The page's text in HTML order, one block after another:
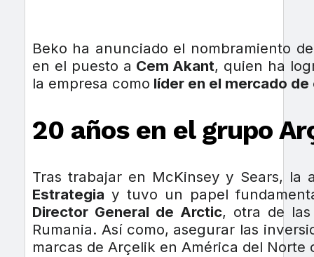
Beko ha anunciado el nombramiento
en el puesto a Cem Akant, quien ha
la empresa como líder en el mercado
20 años en el grupo
Tras trabajar en McKinsey y Sears,
Estrategia y tuvo un papel
Director General de Arctic, otra de
Rumania. Así como, asegurar las
marcas de Arçelik en América del Norte